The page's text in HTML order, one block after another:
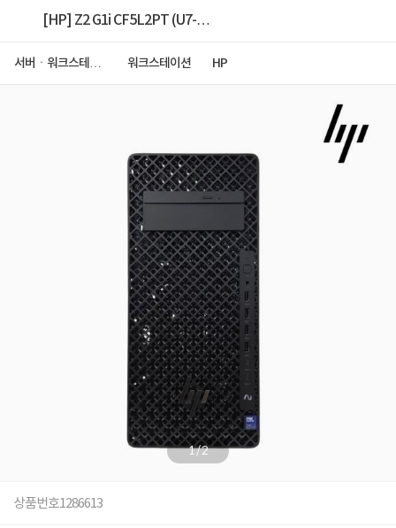
[HP] Z2 G1i CF5L2PT (U7-
서버ㆍ워크스테이
워크스테이션 HP
1/2
상품번호1286613